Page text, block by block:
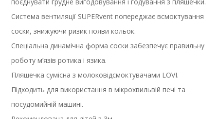
Система вентиляції SUPERvent попереджає всмоктування
соски, знижуючи ризик появи кольок.
Спеціальна динамічна форма соски забезпечує правильну
роботу м’язів ротика і язика.
Пляшечка сумісна з молоковідсмоктувачами LOVI.
Підходить для використання в мікрохвильвій печі та
посудомийній машині.